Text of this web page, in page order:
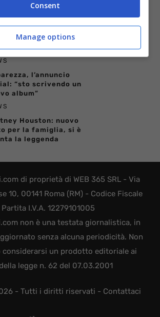
Red, il tour per
i
fa tappa in
l’annuncio
“sto scrivendo un
album”
Houston: nuovo
per la famiglia, si è
la leggenda
di proprietà di WEB 365 SRL - Via
10, 00141 Roma (RM) - Codice Fiscale
Partita I.V.A. 12279101005
non è una testata giornalistica, in
senza alcuna periodicità. Non
considerarsi un prodotto editoriale ai
legge n. 62 del 07.03.2001
- Tutti i diritti riservati - Contattaci
Consent
Manage options